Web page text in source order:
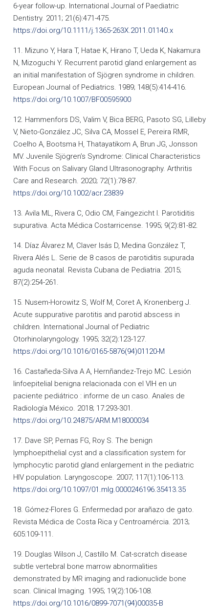
6-year follow-up. International Journal of Paediatric
Dentistry. 2011; 21(6):471-475.
https://doi.org/10.1111/j.1365-263X.2011.01140.x
11. Mizuno Y, Hara T, Hatae K, Hirano T, Ueda K, Nakamura
N, Mizoguchi Y. Recurrent parotid gland enlargement as
an initial manifestation of Sjögren syndrome in children.
European Journal of Pediatrics. 1989; 148(5):414-416.
https://doi.org/10.1007/BF00595900
12. Hammenfors DS, Valim V, Bica BERG, Pasoto SG, Lilleby
V, Nieto-González JC, Silva CA, Mossel E, Pereira RMR,
Coelho A, Bootsma H, Thatayatikom A, Brun JG, Jonsson
MV. Juvenile Sjögren’s Syndrome: Clinical Characteristics
With Focus on Salivary Gland Ultrasonography. Arthritis
Care and Research. 2020; 72(1):78-87.
https://doi.org/10.1002/acr.23839
13. Avila ML, Rivera C, Odio CM, Faingezicht I. Parotiditis
supurativa. Acta Médica Costarricense. 1995; 9(2):81-82.
14. Díaz Álvarez M, Claver Isás D, Medina González T,
Rivera Alés L. Serie de 8 casos de parotiditis supurada
aguda neonatal. Revista Cubana de Pediatria. 2015;
87(2):254-261.
15. Nusem-Horowitz S, Wolf M, Coret A, Kronenberg J.
Acute suppurative parotitis and parotid abscess in
children. International Journal of Pediatric
Otorhinolaryngology. 1995; 32(2):123-127.
https://doi.org/10.1016/0165-5876(94)01120-M
16. Castañeda-Silva A A, Hernñandez-Trejo MC. Lesión
linfoepitelial benigna relacionada con el VIH en un
paciente pediátrico : informe de un caso. Anales de
Radiología México. 2018; 17:293-301.
https://doi.org/10.24875/ARM.M18000034
17. Dave SP, Pernas FG, Roy S. The benign
lymphoepithelial cyst and a classification system for
lymphocytic parotid gland enlargement in the pediatric
HIV population. Laryngoscope. 2007; 117(1):106-113.
https://doi.org/10.1097/01.mlg.0000246196.35413.35
18. Gómez-Flores G. Enfermedad por arañazo de gato.
Revista Médica de Costa Rica y Centroamércia. 2013;
605:109-111.
19. Douglas Wilson J, Castillo M. Cat-scratch disease
subtle vertebral bone marrow abnormalities
demonstrated by MR imaging and radionuclide bone
scan. Clinical Imaging. 1995; 19(2):106-108.
https://doi.org/10.1016/0899-7071(94)00035-B